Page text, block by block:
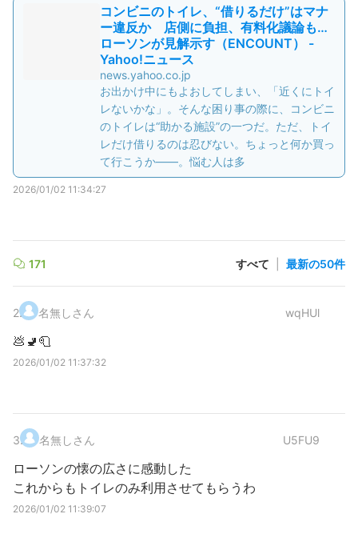
コンビニのトイレ、“借りるだけ”はマナ
ー違反か 店側に負担、有料化議論も…
ローソンが見解示す（ENCOUNT） -
Yahoo!ニュース
news.yahoo.co.jp
お出かけ中にもよおしてしまい、「近くにトイ
レないかな」。そんな困り事の際に、コンビニ
のトイレは“助かる施設”の一つだ。ただ、トイ
レだけ借りるのは忍びない。ちょっと何か買っ
て行こうか――。悩む人は多
2026/01/02 11:34:27
171 すべて 最新の50件
2. 名無しさん wqHUl
💩🚽🧻
2026/01/02 11:37:32
3. 名無しさん U5FU9
ローソンの懐の広さに感動した
これからもトイレのみ利用させてもらうわ
2026/01/02 11:39:07